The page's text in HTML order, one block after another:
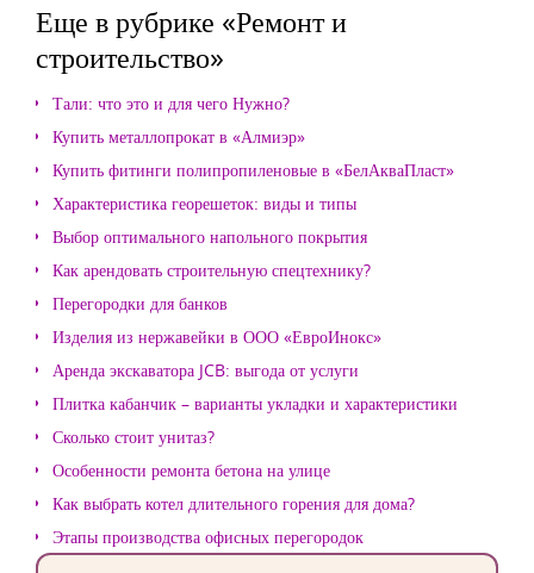
Еще в рубрике «Ремонт и
строительство»
Тали: что это и для чего Нужно?
Купить металлопрокат в «Алмиэр»
Купить фитинги полипропиленовые в «БелАкваПласт»
Характеристика георешеток: виды и типы
Выбор оптимального напольного покрытия
Как арендовать строительную спецтехнику?
Перегородки для банков
Изделия из нержавейки в ООО «ЕвроИнокс»
Аренда экскаватора JCB: выгода от услуги
Плитка кабанчик – варианты укладки и характеристики
Сколько стоит унитаз?
Особенности ремонта бетона на улице
Как выбрать котел длительного горения для дома?
Этапы производства офисных перегородок